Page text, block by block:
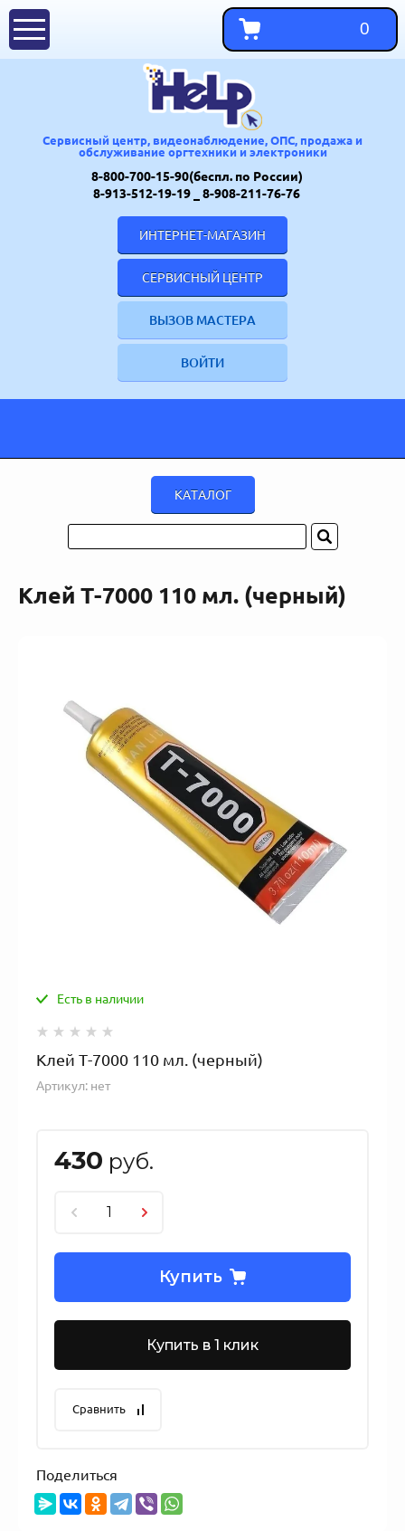
Сервисный центр, видеонаблюдение, ОПС, продажа и
обслуживание оргтехники и электроники
8-800-700-15-90(беспл. по России)
8-913-512-19-19
_ 8-908-211-76-76
ИНТЕРНЕТ-МАГАЗИН
СЕРВИСНЫЙ ЦЕНТР
ВЫЗОВ МАСТЕРА
ВОЙТИ
0
Клей T-7000 110 мл. (черный)
Есть в наличии
Клей T-7000 110 мл. (черный)
Артикул: нет
430 руб.
Купить
Купить в 1 клик
Сравнить
Поделиться